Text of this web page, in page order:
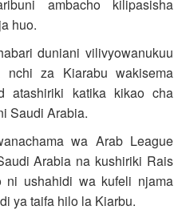
ambacho kilipasisha
huo.
duniani vilivyowanukuu
nchi za Kiarabu wakisema
atashiriki katika kikao cha
Saudi Arabia.
wa Arab League
Arabia na kushiriki Rais
ushahidi wa kufeli njama
ya taifa hilo la Kiarbu.